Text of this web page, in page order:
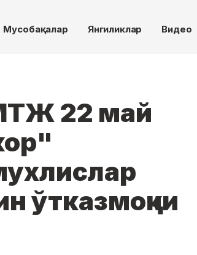
Мусобақалар Янгиликлар Видео
22 май
ўтказмоқчи